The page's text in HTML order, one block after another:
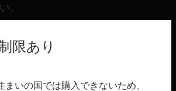
。
登録する
限あり
まいの国では購入できないため、